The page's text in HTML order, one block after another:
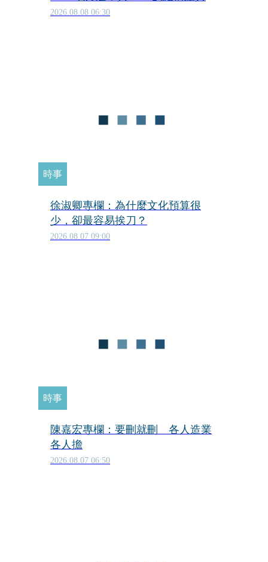
2026.08.08 06:30
時事
徐淑卿專欄：為什麼文化預算很
少，卻最容易挨刀？
2026.08.07 09:00
時事
陳嘉宏專欄：要刪就刪 各人造業
各人擔
2026.08.07 06:50